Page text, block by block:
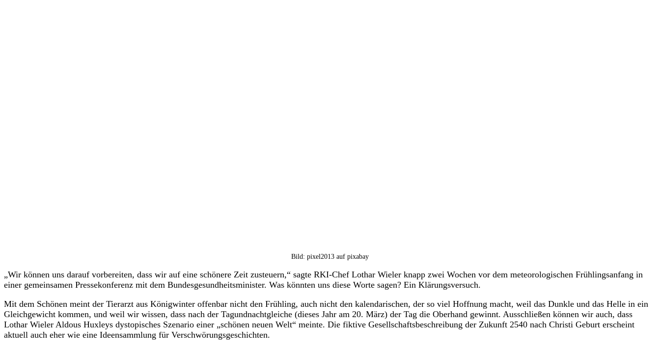
Bild: pixel2013 auf pixabay
„Wir können uns darauf vorbereiten, dass wir auf eine schönere Zeit zusteuern,“ sagte RKI-Chef Lothar Wieler knapp zwei Wochen vor dem meteorologischen Frühlingsanfang in
einer gemeinsamen Pressekonferenz mit dem Bundesgesundheitsminister. Was könnten uns diese Worte sagen? Ein Klärungsversuch.
Mit dem Schönen meint der Tierarzt aus Königwinter offenbar nicht den Frühling, auch nicht den kalendarischen, der so viel Hoffnung macht, weil das Dunkle und das Helle in ein
Gleichgewicht kommen, und weil wir wissen, dass nach der Tagundnachtgleiche (dieses Jahr am 20. März) der Tag die Oberhand gewinnt. Ausschließen können wir auch, dass
Lothar Wieler Aldous Huxleys dystopisches Szenario einer „schönen neuen Welt“ meinte. Die fiktive Gesellschaftsbeschreibung der Zukunft 2540 nach Christi Geburt erscheint
aktuell auch eher wie eine Ideensammlung für Verschwörungsgeschichten.